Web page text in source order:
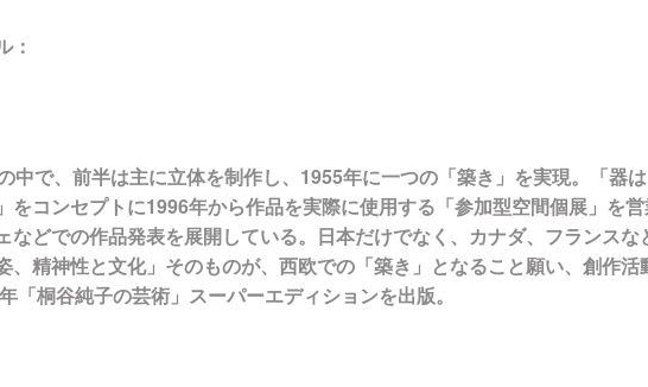
：
中で、前半は主に立体を制作し、1955年に一つの「築き」を実現。「器
をコンセプトに1996年から作品を実際に使用する「参加型空間個展」を
などでの作品発表を展開している。日本だけでなく、カナダ、フランスな
、精神性と文化」そのものが、西欧での「築き」となること願い、創作活
「桐谷純子の芸術」スーパーエディションを出版。